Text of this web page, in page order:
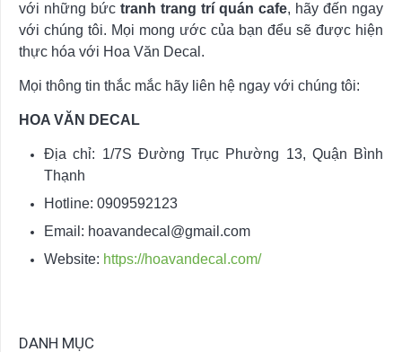
với những bức tranh trang trí quán cafe, hãy đến ngay
với chúng tôi. Mọi mong ước của bạn đểu sẽ được hiện
thực hóa với Hoa Văn Decal.
Mọi thông tin thắc mắc hãy liên hệ ngay với chúng tôi:
HOA VĂN DECAL
Địa chỉ: 1/7S Đường Trục Phường 13, Quận Bình
Thạnh
Hotline: 0909592123
Email: hoavandecal@gmail.com
Website: https://hoavandecal.com/
DANH MỤC